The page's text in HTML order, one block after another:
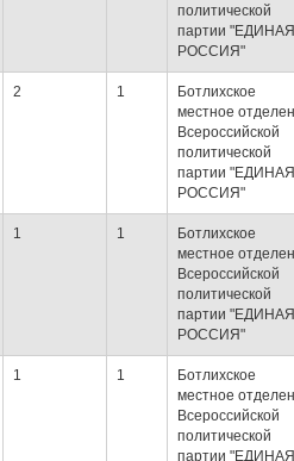
политической
партии "ЕДИНАЯ
РОССИЯ"
2 1
Ботлихское
местное
Всероссийской
политической
партии "ЕДИНАЯ
РОССИЯ"
1 1
Ботлихское
местное
Всероссийской
политической
партии "ЕДИНАЯ
РОССИЯ"
1 1
Ботлихское
местное
Всероссийской
политической
партии "ЕДИНАЯ